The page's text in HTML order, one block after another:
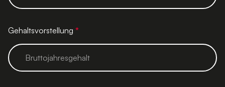
Gehaltsvorstellung *